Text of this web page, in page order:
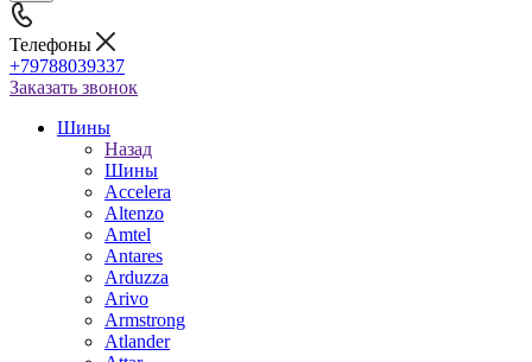
Телефоны
+79788039337
Заказать звонок
Шины
Назад
Шины
Accelera
Altenzo
Amtel
Antares
Arduzza
Arivo
Armstrong
Atlander